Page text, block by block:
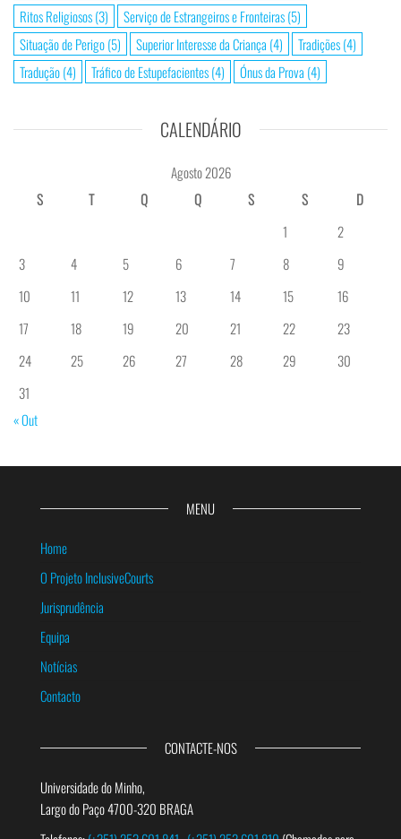
Ritos Religiosos(3) Serviço de Estrangeiros e Fronteiras(5)
Situação de Perigo(5) Superior Interesse da Criança (4) Tradições(4)
Tradução(4) Tráfico de Estupefacientes(4) Ónus da Prova (4)
CALENDÁRIO
Agosto 2026
S
T Q Q S S
D
1
2
3
4 5 6 7 8
9
10
11 12 13 14 15
16
17
18 19 20 21 22
23
24
25 26 27 28 29
30
31
« Out
MENU
Home
O Projeto InclusiveCourts
Jurisprudência
Equipa
Notícias
Contacto
CONTACTE-NOS
Universidade do Minho,
Largo do Paço 4700-320 BRAGA